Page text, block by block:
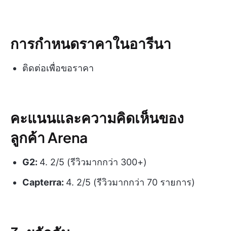
การกำหนดราคาในอารีนา
ติดต่อเพื่อขอราคา
คะแนนและความคิดเห็นของ
ลูกค้า Arena
G2: 4. 2/5 (รีวิวมากกว่า 300+)
Capterra: 4. 2/5 (รีวิวมากกว่า 70 รายการ)